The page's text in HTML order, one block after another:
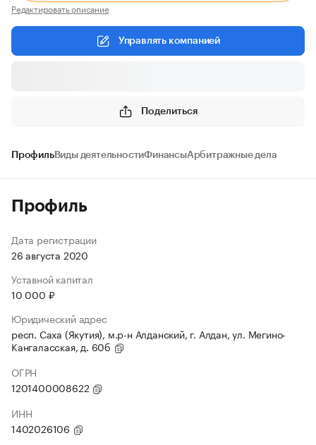
Редактировать описание
Управлять компанией
Поделиться
ПрофильВиды деятельностиФинансыАрбитражные дела
Профиль
Дата регистрации
26 августа 2020
Уставной капитал
10 000 ₽
Юридический адрес
респ. Саха (Якутия), м.р-н Алданский, г. Алдан, ул. Мегино-
Кангаласская, д. 60б
ОГРН
1201400008622
ИНН
1402026106